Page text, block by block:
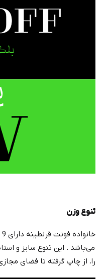
تنوع وزن
می‌باشد . این تنوع سایز و
را، از چاپ گرفته تا فضای